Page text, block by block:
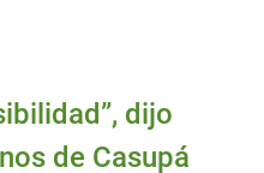
del glifosato: una
Brindarán apoyo presencial en
dijo
de Casupá